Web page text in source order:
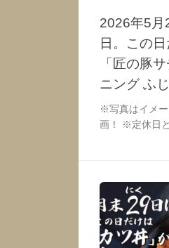
2026年5月
日。この
「匠の豚
ニング ふ
※写真はイメ
画！ ※定休日と